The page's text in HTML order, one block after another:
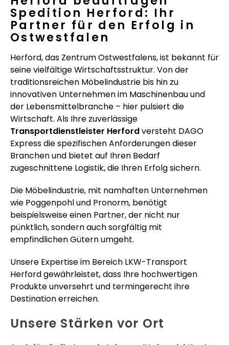
Spedition Herford: Ihr
Partner für den Erfolg in
Ostwestfalen
Herford, das Zentrum Ostwestfalens, ist bekannt für
seine vielfältige Wirtschaftsstruktur. Von der
traditionsreichen Möbelindustrie bis hin zu
innovativen Unternehmen im Maschinenbau und
der Lebensmittelbranche – hier pulsiert die
Wirtschaft. Als Ihre zuverlässige
Transportdienstleister Herfordversteht DAGO
Express die spezifischen Anforderungen dieser
Branchen und bietet auf Ihren Bedarf
zugeschnittene Logistik, die Ihren Erfolg sichern.
Die Möbelindustrie, mit namhaften Unternehmen
wie Poggenpohl und Pronorm, benötigt
beispielsweise einen Partner, der nicht nur
pünktlich, sondern auch sorgfältig mit
empfindlichen Gütern umgeht.
Unsere Expertise im Bereich LKW-Transport
Herford gewährleistet, dass Ihre hochwertigen
Produkte unversehrt und termingerecht ihre
Destination erreichen.
Unsere Stärken vor Ort